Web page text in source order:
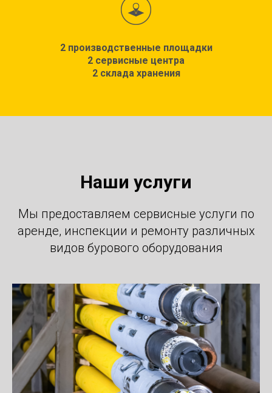
2 производственные площадки
2 сервисные центра
2 склада хранения
Наши услуги
Мы предоставляем сервисные услуги по
аренде, инспекции и ремонту различных
видов бурового оборудования